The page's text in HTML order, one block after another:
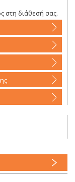
στη διάθεσή σας.